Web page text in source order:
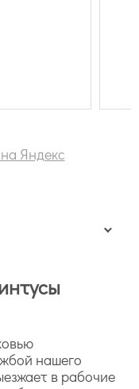
Яндекс
нашего
в рабочие